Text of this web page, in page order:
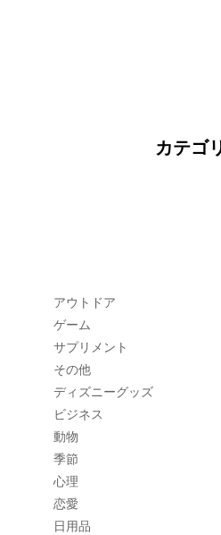
カテゴ
アウトドア
ゲーム
サプリメント
その他
ディズニーグッズ
ビジネス
動物
季節
心理
恋愛
日用品